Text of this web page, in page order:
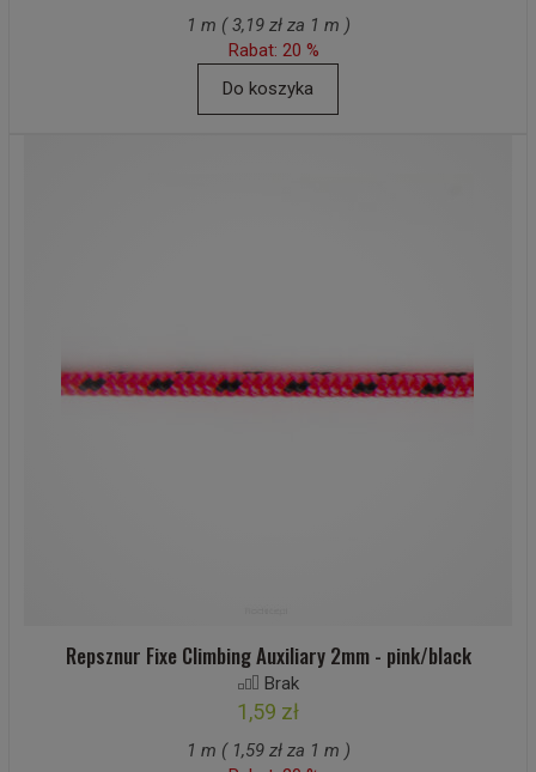
1 m ( 3,19 zł za 1 m )
Rabat: 20 %
Do koszyka
Repsznur Fixe Climbing Auxiliary 2mm - pink/black
Brak
1,59 zł
1 m ( 1,59 zł za 1 m )